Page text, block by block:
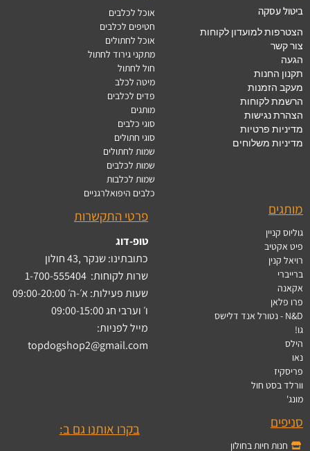
ביטול עסקה
הצטרפות למועדון לקוחות
צור קשר
הגעה
תקנון החנות
מעקב הזמנות
הרשמת לקוחות
הצהרת נגישות
מדיניות פרטיות
מדיניות משלוחים
אוכל לכלבים
חטיפים לכלבים
אוכל לחתולים
מתקני גירוד לחתול
חול לחתול
מיטה לכלב
פדים לכלבים
מותגים
סוגי כלבים
סוגי חתולים
שמות לחתולים
שמות לכלבים
שמות לכלבות
כלבים היפואלרגניים
מותגים
גוליוס קניין
פיט אקטיב
רויאל קנין
ברייברי
אקאנה
פרו פלאן
N&D - נטורל אנד דלישס
גו!
הילס
נאו
פריסקיז
וורלד בסט חול
מונג'
פרטי התקשרות
טופ-דוג
כתובתינו: שנקר ,43 חולון
שרות לקוחות: 1-700-555404
שעות פעילות: א׳-ה׳ 09:00-20:00
ו׳ וערבי חג 09:00-15:00
מייל לפניות:
topdogshop2@gmail.com
סניפים
חנות חיות בחולון
בקרו אותנו גם ב: